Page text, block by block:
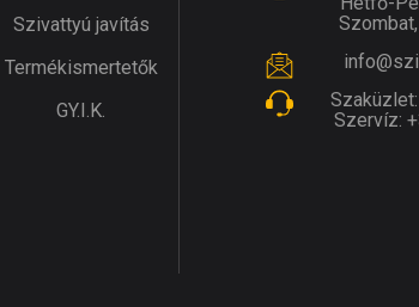
Szivattyú javítás
Termékismertetők
GY.I.K.
Szaküzlet:
Szervíz: